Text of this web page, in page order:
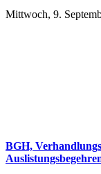
Mittwoch, 9.
BGH,